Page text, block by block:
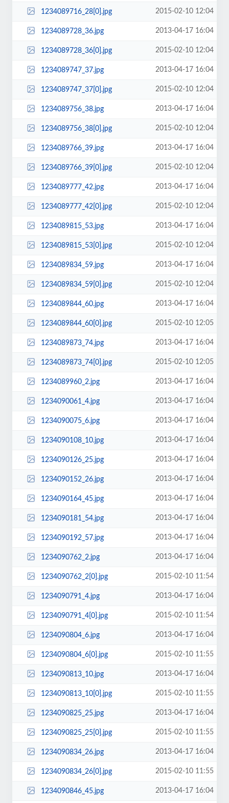
1234089716_28[0].jpg 2015-02-10 12:04
1234089728_36.jpg 2013-04-17 16:04
1234089728_36[0].jpg 2015-02-10 12:04
1234089747_37.jpg 2013-04-17 16:04
1234089747_37[0].jpg 2015-02-10 12:04
1234089756_38.jpg 2013-04-17 16:04
1234089756_38[0].jpg 2015-02-10 12:04
1234089766_39.jpg 2013-04-17 16:04
1234089766_39[0].jpg 2015-02-10 12:04
1234089777_42.jpg 2013-04-17 16:04
1234089777_42[0].jpg 2015-02-10 12:04
1234089815_53.jpg 2013-04-17 16:04
1234089815_53[0].jpg 2015-02-10 12:04
1234089834_59.jpg 2013-04-17 16:04
1234089834_59[0].jpg 2015-02-10 12:04
1234089844_60.jpg 2013-04-17 16:04
1234089844_60[0].jpg 2015-02-10 12:05
1234089873_74.jpg 2013-04-17 16:04
1234089873_74[0].jpg 2015-02-10 12:05
1234089960_2.jpg 2013-04-17 16:04
1234090061_4.jpg 2013-04-17 16:04
1234090075_6.jpg 2013-04-17 16:04
1234090108_10.jpg 2013-04-17 16:04
1234090126_25.jpg 2013-04-17 16:04
1234090152_26.jpg 2013-04-17 16:04
1234090164_45.jpg 2013-04-17 16:04
1234090181_54.jpg 2013-04-17 16:04
1234090192_57.jpg 2013-04-17 16:04
1234090762_2.jpg 2013-04-17 16:04
1234090762_2[0].jpg 2015-02-10 11:54
1234090791_4.jpg 2013-04-17 16:04
1234090791_4[0].jpg 2015-02-10 11:54
1234090804_6.jpg 2013-04-17 16:04
1234090804_6[0].jpg 2015-02-10 11:55
1234090813_10.jpg 2013-04-17 16:04
1234090813_10[0].jpg 2015-02-10 11:55
1234090825_25.jpg 2013-04-17 16:04
1234090825_25[0].jpg 2015-02-10 11:55
1234090834_26.jpg 2013-04-17 16:04
1234090834_26[0].jpg 2015-02-10 11:55
1234090846_45.jpg 2013-04-17 16:04